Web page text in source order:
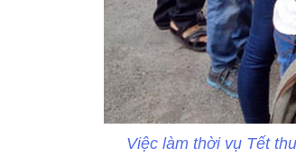
Việc làm thời vụ Tết